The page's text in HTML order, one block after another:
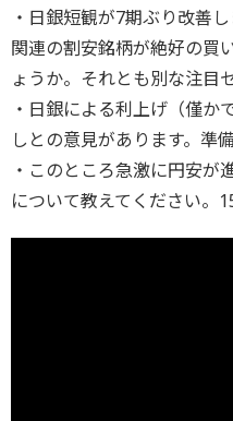
・日銀短観が7期ぶり改善
関連の割安銘柄が絶好の買
ょうか。それとも別な注目
・日銀による利上げ（僅か
しとの意見があります。準
・このところ急激に円安が
について教えてください。